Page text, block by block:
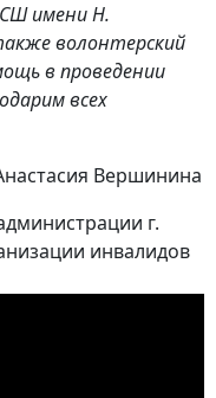
имени Н.
волонтерский
в проведении
всех
Вершинина